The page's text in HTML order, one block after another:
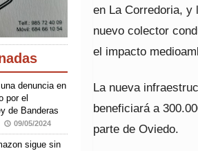
en La Corredoria, y
nuevo colector
el impacto
La nueva
beneficiará a
parte de Oviedo.
denuncia en
por el
de Banderas
09/05/2024
sigue sin